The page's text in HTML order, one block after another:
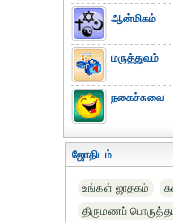
ஆன்மிகம்
மருத்துவம்
நகைச்சுவை
ஜோதிடம்
உங்கள் ஜாதகம்
திருமணப்